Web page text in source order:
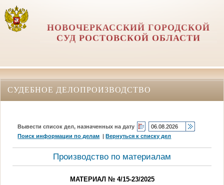
НОВОЧЕРКАССКИЙ ГОРОДСКОЙ
СУД РОСТОВСКОЙ ОБЛАСТИ
СУДЕБНОЕ ДЕЛОПРОИЗВОДСТВО
Вывести список дел, назначенных на дату
Поиск информации по делам |Вернуться к списку дел
Производство по материалам
МАТЕРИАЛ № 4/15-23/2025